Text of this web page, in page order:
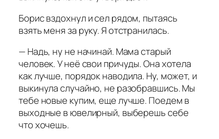
Борис вздохнул и сел рядом, пытаясь
взять меня за руку. Я отстранилась.
— Надь, ну не начинай. Мама старый
человек. У неё свои причуды. Она хотела
как лучше, порядок наводила. Ну, может, и
выкинула случайно, не разобравшись. Мы
тебе новые купим, еще лучше. Поедем в
выходные в ювелирный, выберешь себе
что хочешь.